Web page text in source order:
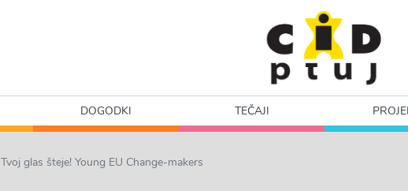
DOGODKI TEČAJI
Tvoj glas šteje! Young EU Change-makers